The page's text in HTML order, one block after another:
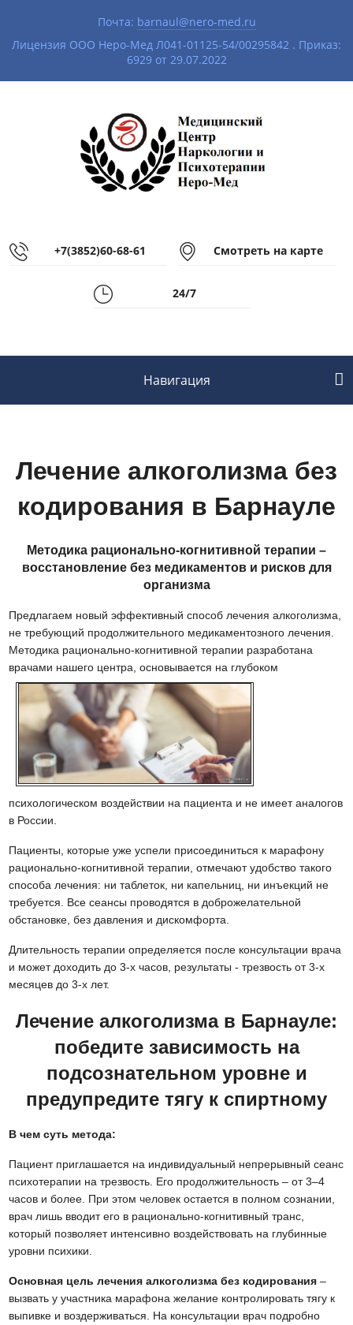
Почта: barnaul@nero-med.ru
Лицензия ООО Неро-Мед Л041-01125-54/00295842 . Приказ:
6929 от 29.07.2022
+7(3852)60-68-61 Смотреть на карте
24/7
Навигация
Лечение алкоголизма без
кодирования в Барнауле
Методика рационально-когнитивной терапии –
восстановление без медикаментов и рисков для
организма
Предлагаем новый эффективный способ лечения алкоголизма,
не требующий продолжительного медикаментозного лечения.
Методика рационально-когнитивной терапии разработана
врачами нашего центра, основывается на глубоком
психологическом воздействии на пациента и не имеет аналогов
в России.
Пациенты, которые уже успели присоединиться к марафону
рационально-когнитивной терапии, отмечают удобство такого
способа лечения: ни таблеток, ни капельниц, ни инъекций не
требуется. Все сеансы проводятся в доброжелательной
обстановке, без давления и дискомфорта.
Длительность терапии определяется после консультации врача
и может доходить до 3-х часов, результаты - трезвость от 3-х
месяцев до 3-х лет.
Лечение алкоголизма в Барнауле:
победите зависимость на
подсознательном уровне и
предупредите тягу к спиртному
В чем суть метода:
Пациент приглашается на индивидуальный непрерывный сеанс
психотерапии на трезвость. Его продолжительность – от 3–4
часов и более. При этом человек остается в полном сознании,
врач лишь вводит его в рационально-когнитивный транс,
который позволяет интенсивно воздействовать на глубинные
уровни психики.
Основная цель лечения алкоголизма без кодирования–
вызвать у участника марафона желание контролировать тягу к
выпивке и воздерживаться. На консультации врач подробно